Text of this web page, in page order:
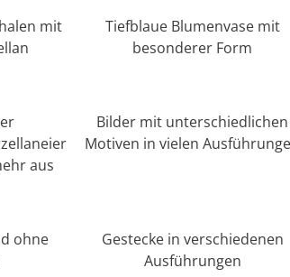
mit
Tiefblaue Blumenvase mit
besonderer Form
aus
Bilder mit unterschiedlichen
Motiven in vielen
ohne
Gestecke in verschiedenen
Ausführungen